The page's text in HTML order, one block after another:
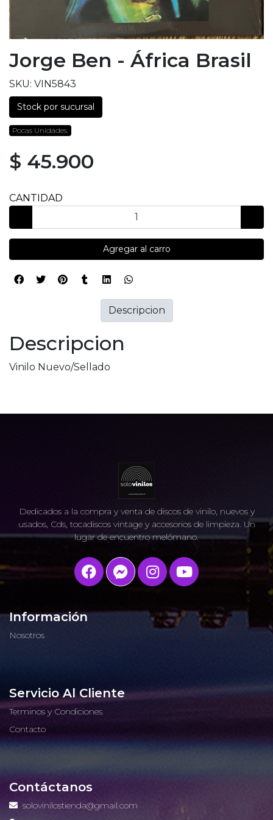
Jorge Ben - África Brasil
SKU: VIN5843
Stock por sucursal
Pocas Unidades.
$ 45.900
CANTIDAD
Agregar al carro
Descripcion
Vinilo Nuevo/Sellado
Descripcion
Dedicados a la compra y venta de discos de vinilo, nuevos y
usados, Cds, tocadiscos vintage y accesorios de limpieza. Un
lugar de encuentro melómano.
Información
Nosotros
Servicio Al Cliente
Terminos y Condiciones
Contacto
Contáctanos
solovinilostienda@gmail.com